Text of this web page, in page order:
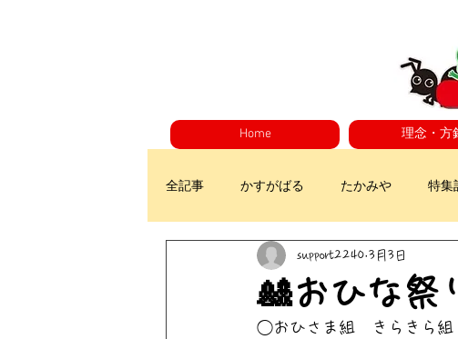
Home 理念・方
全記事 かすがばる たかみや 特集
🎎おひな祭
support2240 3月3日
◯おひさま組　きらきら組